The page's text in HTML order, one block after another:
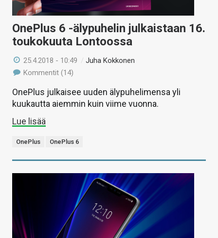
OnePlus 6 -älypuhelin julkaistaan 16.
toukokuuta Lontoossa
25.4.2018 - 10:49 /Juha Kokkonen
Kommentit (14)
OnePlus julkaisee uuden älypuhelimensa yli
kuukautta aiemmin kuin viime vuonna.
Lue lisää
OnePlus OnePlus 6